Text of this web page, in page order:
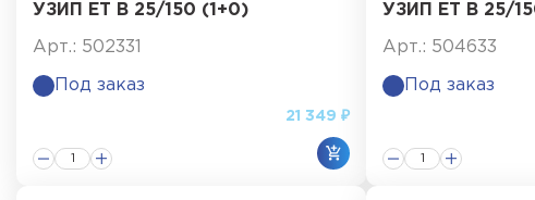
УЗИП ET B 25/150 (1+0)
Арт.: 502331
Под заказ
21 349 ₽
УЗИП ET B 25/
Арт.: 504633
Под заказ